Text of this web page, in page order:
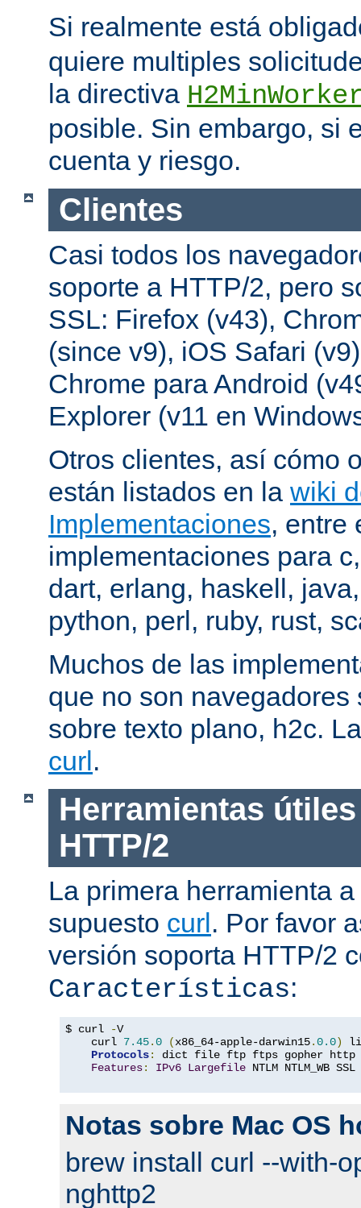
Si realmente está
quiere multiples
la directiva
posible. Sin embargo, si
cuenta y riesgo.
Clientes
Casi todos los
soporte a HTTP/2, pero
SSL: Firefox (v43),
(since v9), iOS Safari
Chrome para Android
Explorer (v11 en
Otros clientes, así cómo
están listados en la wiki
Implementaciones, entre
implementaciones para
dart, erlang, haskell,
python, perl, ruby, rust,
Muchos de las
que no son navegadores
sobre texto plano, h2c.
curl.
Herramientas
HTTP/2
La primera herramienta
supuesto curl. Por favor
versión soporta HTTP/2
Características:
$ curl -V
    curl
7.45.0 (x86_64-apple-darwin15.0.0)
Protocols:
dict file ftp ftps gopher http
Features: IPv6 Largefile NTLM NTLM_WB
Notas sobre Mac OS
brew install curl --with-
nghttp2